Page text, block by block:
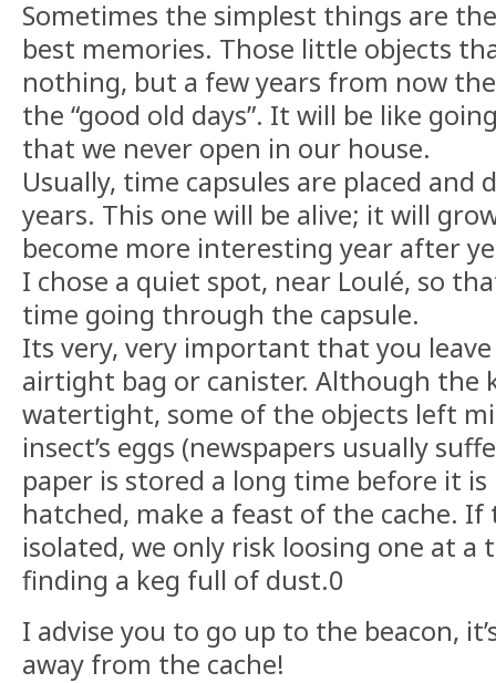
Sometimes the simplest things are
best memories. Those little objects
nothing, but a few years from now
the “good old days”. It will be like
that we never open in our house.
Usually, time capsules are placed and
years. This one will be alive; it will
become more interesting year after
I chose a quiet spot, near Loulé, so
time going through the capsule.
Its very, very important that you
airtight bag or canister. Although the
watertight, some of the objects left
insect’s eggs (newspapers usually
paper is stored a long time before it
hatched, make a feast of the cache. If
isolated, we only risk loosing one at a
finding a keg full of dust.0
I advise you to go up to the beacon,
away from the cache!